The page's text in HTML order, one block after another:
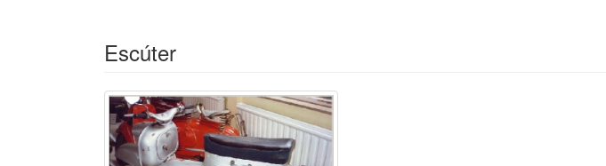
En 1964, RABENEICK fue absorbida por la firma
Escúter